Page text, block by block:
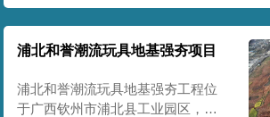
施。项目原始场地为新建建设用
地，土层分布不均、土体松散、天
然固结程度较低，地基整体承载力
筑需长期承受货物堆放荷载，对地
基沉降稳定性、整体密实度要求较
浦北和誉潮流玩具地基强夯项目
浦北和誉潮流玩具地基强夯工程位
于广西钦州市浦北县工业园区，场